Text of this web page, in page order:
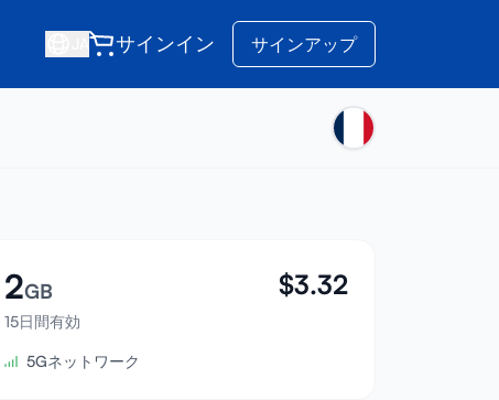
サインイン サインアップ
2GB
15日間有効
$3.32
5Gネットワーク